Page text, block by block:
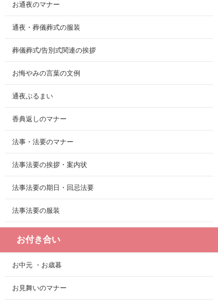
お通夜のマナー
通夜・葬儀葬式の服装
葬儀葬式/告別式関連の挨拶
お悔やみの言葉の文例
通夜ぶるまい
香典返しのマナー
法事・法要のマナー
法事法要の挨拶・案内状
法事法要の期日・回忌法要
法事法要の服装
お付き合い
お中元 ・お歳暮
お見舞いのマナー